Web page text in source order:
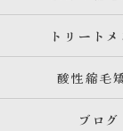
トリートメ
酸性縮毛
ブログ